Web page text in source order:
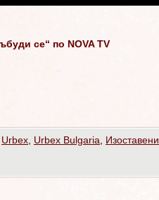
се“ по NOVA TV
Urbex Urbex Bulgaria
Изоставени